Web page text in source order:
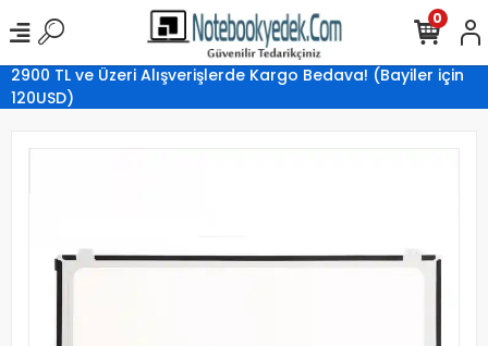
2900 TL ve Üzeri Alışverişlerde Kargo Bedava! (Bayiler için
120USD)
0